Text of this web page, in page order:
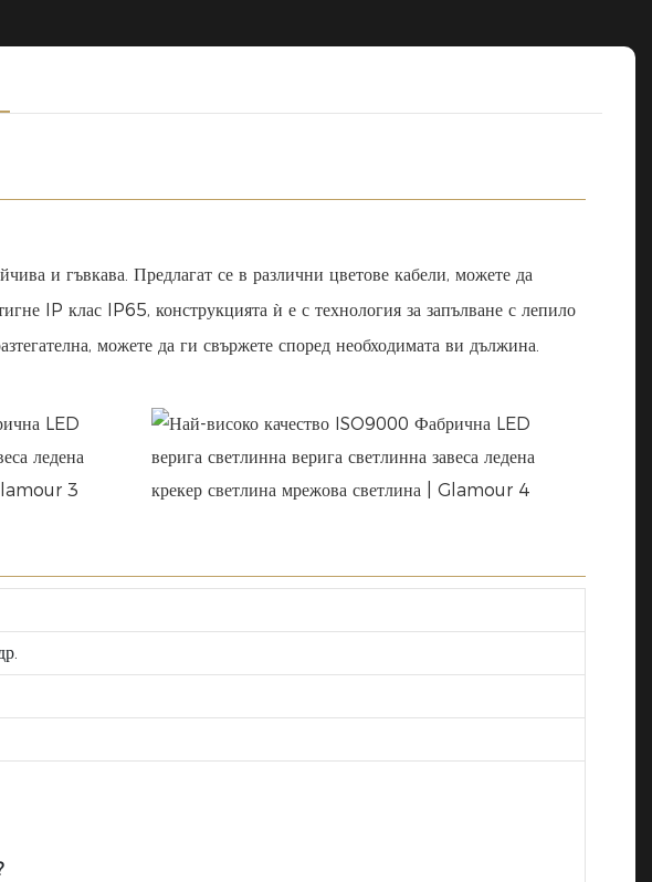
и гъвкава. Предлагат се в различни цветове кабели, можете да
IP клас IP65, конструкцията ѝ е с технология за запълване с лепило
можете да ги свържете според необходимата ви дължина.